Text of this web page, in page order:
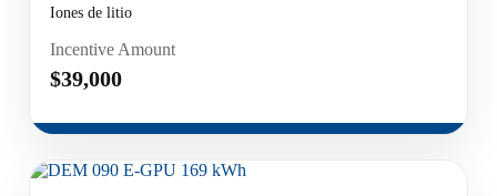
Iones de litio
Incentive Amount
$39,000